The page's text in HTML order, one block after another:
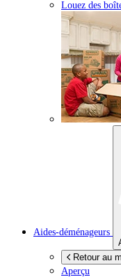
Louez des
Aides-déménageurs
Retour au
Aperçu